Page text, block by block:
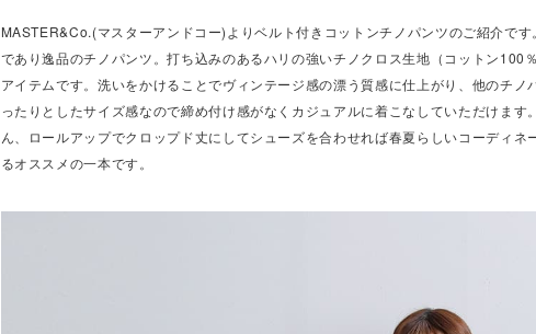
MASTER&Co.(マスターアンドコー)よりベルト付きコットンチノパンツのご紹介で
であり逸品のチノパンツ。打ち込みのあるハリの強いチノクロス生地（コットン100
アイテムです。洗いをかけることでヴィンテージ感の漂う質感に仕上がり、他のチノ
ったりとしたサイズ感なので締め付け感がなくカジュアルに着こなしていただけます
ん、ロールアップでクロップド丈にしてシューズを合わせれば春夏らしいコーディネ
るオススメの一本です。